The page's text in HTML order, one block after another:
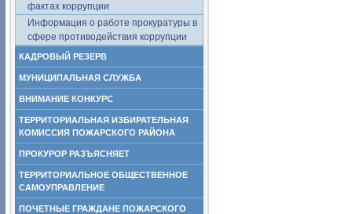
фактах коррупции
Информация о работе прокуратуры в
сфере противодействия коррупции
КАДРОВЫЙ РЕЗЕРВ
МУНИЦИПАЛЬНАЯ СЛУЖБА
ВНИМАНИЕ КОНКУРС
ТЕРРИТОРИАЛЬНАЯ ИЗБИРАТЕЛЬНАЯ
КОМИССИЯ ПОЖАРСКОГО РАЙОНА
ПРОКУРОР РАЗЪЯСНЯЕТ
ТЕРРИТОРИАЛЬНОЕ ОБЩЕСТВЕННОЕ
САМОУПРАВЛЕНИЕ
ПОЧЕТНЫЕ ГРАЖДАНЕ ПОЖАРСКОГО